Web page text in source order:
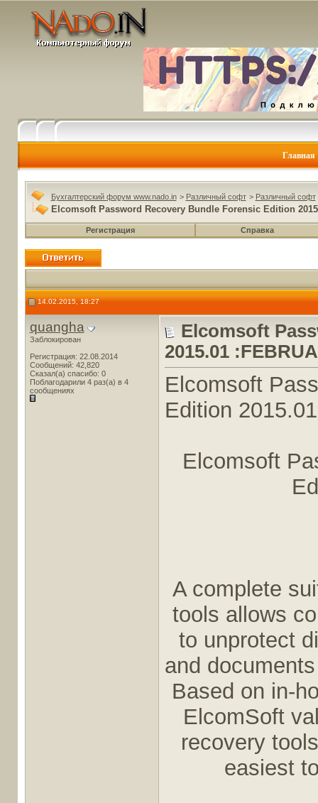
Главная
Бухгалтерский форум www.nado.in > Различный софт > Различный софт
Elcomsoft Password Recovery Bundle Forensic Edition
Регистрация Справка
14.02.2015, 18:27
quangha
Заблокирован
Регистрация: 22.08.2014
Сообщений: 42,820
Сказал(а) спасибо: 0
Поблагодарили 4 раз(а) в 4
сообщениях
Elcomsoft
2015.01
Elcomsoft
Edition
Elcomsoft
A complete
tools allows
to unprotect
and
Based on in-
ElcomSoft
recovery
easiest